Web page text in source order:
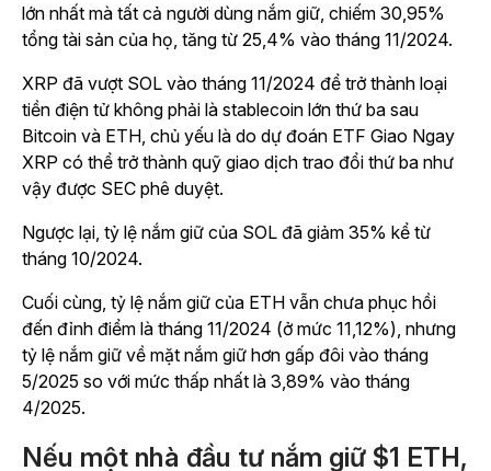
lớn nhất mà tất cả người dùng nắm giữ, chiếm 30,95%
tổng tài sản của họ, tăng từ 25,4% vào tháng 11/2024.
XRP đã vượt SOL vào tháng 11/2024 để trở thành loại
tiền điện tử không phải là stablecoin lớn thứ ba sau
Bitcoin và ETH, chủ yếu là do dự đoán ETF Giao Ngay
XRP có thể trở thành quỹ giao dịch trao đổi thứ ba như
vậy được SEC phê duyệt.
Ngược lại, tỷ lệ nắm giữ của SOL đã giảm 35% kể từ
tháng 10/2024.
Cuối cùng, tỷ lệ nắm giữ của ETH vẫn chưa phục hồi
đến đỉnh điểm là tháng 11/2024 (ở mức 11,12%), nhưng
tỷ lệ nắm giữ về mặt nắm giữ hơn gấp đôi vào tháng
5/2025 so với mức thấp nhất là 3,89% vào tháng
4/2025.
Nếu một nhà đầu tư nắm giữ $1 ETH,